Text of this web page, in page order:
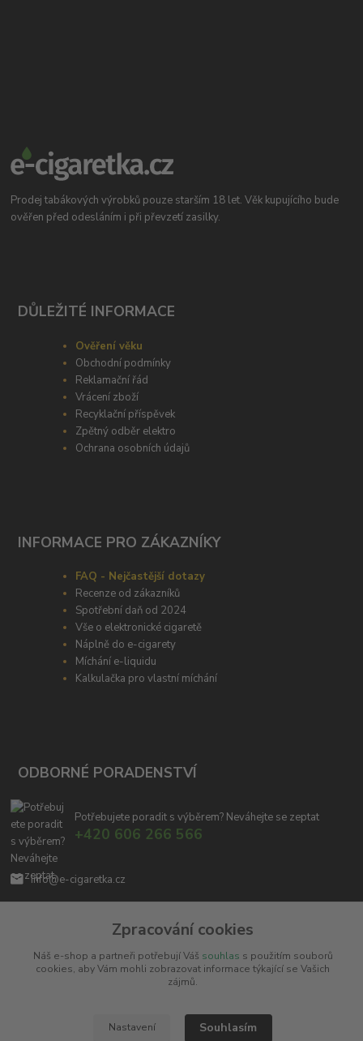
Prodej tabákových výrobků pouze starším 18 let. Věk kupujícího bude
ověřen před odesláním i při převzetí zasilky.
DŮLEŽITÉ INFORMACE
Ověření věku
Obchodní podmínky
Reklamační řád
Vrácení zboží
Recyklační příspěvek
Zpětný odběr elektro
Ochrana osobních údajů
INFORMACE PRO ZÁKAZNÍKY
FAQ - Nejčastější dotazy
Recenze od zákazníků
Spotřební daň od 2024
Vše o elektronické cigaretě
Náplně do e-cigarety
Míchání e-liquidu
Kalkulačka pro vlastní míchání
ODBORNÉ PORADENSTVÍ
Potřebujete poradit s výběrem? Neváhejte se zeptat
+420 606 266 566
info@e-cigaretka.cz
Zpracování cookies
Náš e-shop a partneři potřebují Váš souhlas s použitím souborů
cookies, aby Vám mohli zobrazovat informace týkající se Vašich
zájmů.
Nastavení Souhlasím